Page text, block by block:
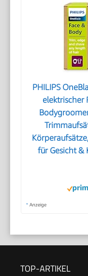
PHILIPS
elektrischer
für Gesicht &
* Anzeige
TOP-ARTIKEL